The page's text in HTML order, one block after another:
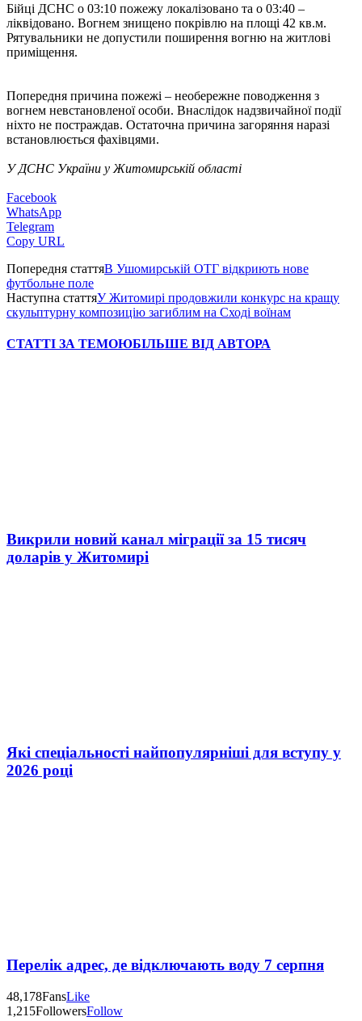
Бійці ДСНС о 03:10 пожежу локалізовано та о 03:40 –
ліквідовано. Вогнем знищено покрівлю на площі 42 кв.м.
Рятувальники не допустили поширення вогню на житлові
приміщення.
Попередня причина пожежі – необережне поводження з
вогнем невстановленої особи. Внаслідок надзвичайної події
ніхто не постраждав. Остаточна причина загоряння наразі
встановлюється фахівцями.
У ДСНС України у Житомирській області
Facebook
WhatsApp
Telegram
Copy URL
Попередня статтяВ Ушомирській ОТГ відкриють нове
футбольне поле
Наступна статтяУ Житомирі продовжили конкурс на кращу
скульптурну композицію загиблим на Сході воїнам
СТАТТІ ЗА ТЕМОЮБІЛЬШЕ ВІД АВТОРА
Викрили новий канал міграції за 15 тисяч
доларів у Житомирі
Які спеціальності найпопулярніші для вступу у
2026 році
Перелік адрес, де відключають воду 7 серпня
48,178FansLike
1,215FollowersFollow